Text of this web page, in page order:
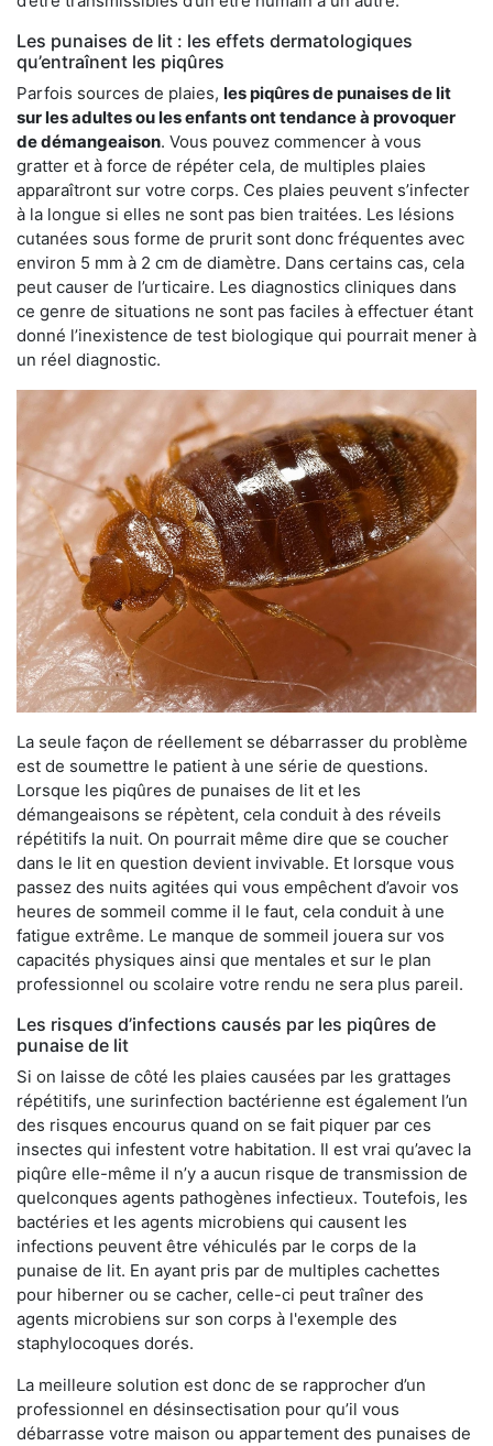
Les punaises de lit : les effets dermatologiques
qu’entraînent les piqûres
Parfois sources de plaies, les piqûres de punaises de lit
sur les adultes ou les enfants ont tendance à provoquer
de démangeaison. Vous pouvez commencer à vous
gratter et à force de répéter cela, de multiples plaies
apparaîtront sur votre corps. Ces plaies peuvent s’infecter
à la longue si elles ne sont pas bien traitées. Les lésions
cutanées sous forme de prurit sont donc fréquentes avec
environ 5 mm à 2 cm de diamètre. Dans certains cas, cela
peut causer de l’urticaire. Les diagnostics cliniques dans
ce genre de situations ne sont pas faciles à effectuer étant
donné l’inexistence de test biologique qui pourrait mener à
un réel diagnostic.
La seule façon de réellement se débarrasser du problème
est de soumettre le patient à une série de questions.
Lorsque les piqûres de punaises de lit et les
démangeaisons se répètent, cela conduit à des réveils
répétitifs la nuit. On pourrait même dire que se coucher
dans le lit en question devient invivable. Et lorsque vous
passez des nuits agitées qui vous empêchent d’avoir vos
heures de sommeil comme il le faut, cela conduit à une
fatigue extrême. Le manque de sommeil jouera sur vos
capacités physiques ainsi que mentales et sur le plan
professionnel ou scolaire votre rendu ne sera plus pareil.
Les risques d’infections causés par les piqûres de
punaise de lit
Si on laisse de côté les plaies causées par les grattages
répétitifs, une surinfection bactérienne est également l’un
des risques encourus quand on se fait piquer par ces
insectes qui infestent votre habitation. Il est vrai qu’avec la
piqûre elle-même il n’y a aucun risque de transmission de
quelconques agents pathogènes infectieux. Toutefois, les
bactéries et les agents microbiens qui causent les
infections peuvent être véhiculés par le corps de la
punaise de lit. En ayant pris par de multiples cachettes
pour hiberner ou se cacher, celle-ci peut traîner des
agents microbiens sur son corps à l'exemple des
staphylocoques dorés.
La meilleure solution est donc de se rapprocher d’un
professionnel en désinsectisation pour qu’il vous
débarrasse votre maison ou appartement des punaises de